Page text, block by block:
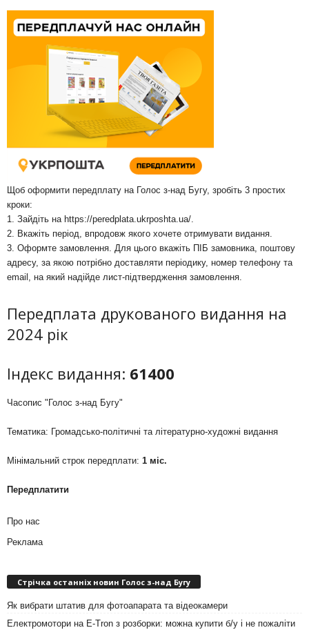
Щоб оформити передплату на Голос з-над Бугу, зробіть 3 простих
кроки:
1. Зайдіть на https://peredplata.ukrposhta.ua/
2. Вкажіть період, впродовж якого хочете отримувати видання.
3. Оформте замовлення. Для цього вкажіть ПІБ замовника, поштову
адресу, за якою потрібно доставляти періодику, номер телефону та
email, на який надійде лист-підтвердження замовлення.
Передплата друкованого видання на
2024 рік
Індекс видання: 61400
Часопис "Голос з-над Бугу"
Тематика: Громадсько-політичні та літературно-художні видання
Мінімальний строк передплати: 1 міс.
Передплатити
Про нас
Реклама
Стрічка останніх новин Голос з-над Бугу
Як вибрати штатив для фотоапарата та відеокамери
Електромотори на E-Tron з розборки: можна купити б/у і не пожаліти